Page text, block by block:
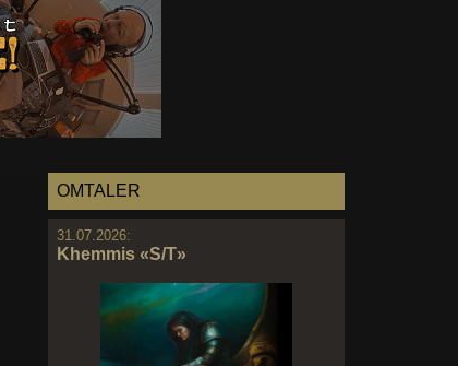
OMTALER
31.07.2026:
Khemmis «S/T»